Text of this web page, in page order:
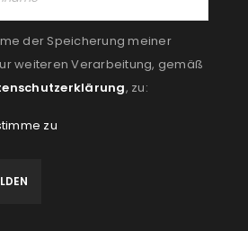
der Speicherung meiner
weiteren Verarbeitung, gemäß
, zu:
zu